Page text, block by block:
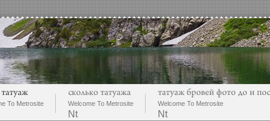
To Metrosite Welcome To Metrosite
Nt
Welcome To Metrosite
Nt